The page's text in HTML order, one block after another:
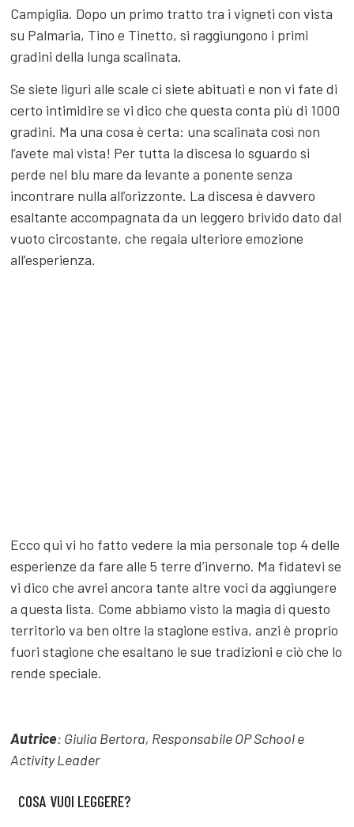
esattamente tra Riomaggiore e Portovenere. Il piccolo
borgo è raggiungibile esclusivamente dal mare oppure
attraverso la lunga scalinata in pietra. Il sentiero più
Campiglia. Dopo un primo tratto tra i vigneti con vista
su Palmaria, Tino e Tinetto, si raggiungono i primi
gradini della lunga scalinata.
Se siete liguri alle scale ci siete abituati e non vi fate di
certo intimidire se vi dico che questa conta più di 1000
gradini. Ma una cosa è certa: una scalinata così non
l’avete mai vista! Per tutta la discesa lo sguardo si
perde nel blu mare da levante a ponente senza
Ecco qui vi ho fatto vedere la mia personale top 4 delle
esperienze da fare alle 5 terre d’inverno. Ma fidatevi se
vi dico che avrei ancora tante altre voci da aggiungere
fuori stagione che esaltano le sue tradizioni e ciò che lo
rende speciale.